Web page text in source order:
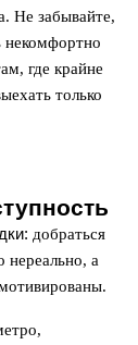
Не забывайте,
некомфортно
где крайне
только
добраться
а